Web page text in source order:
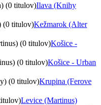
(0 titulov)Ilava (Knihy
(0 titulov)Kežmarok (Alter
(0 titulov)Košice -
(0 titulov)Košice - Urban
(0 titulov)Krupina (Ferove
Levice (Martinus)